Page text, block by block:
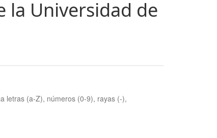
la Universidad de
letras (a-Z), números (0-9), rayas (-),